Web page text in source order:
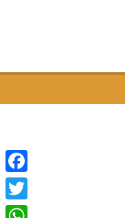
Facebook
Twitter